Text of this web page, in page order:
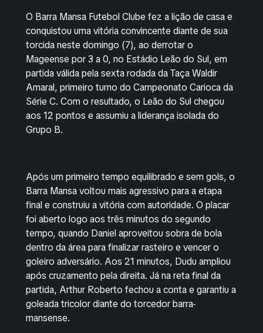
O Barra Mansa Futebol Clube fez a lição de casa e
conquistou uma vitória convincente diante de sua
torcida neste domingo (7), ao derrotar o
Mageense por 3 a 0, no Estádio Leão do Sul, em
partida válida pela sexta rodada da Taça Waldir
Amaral, primeiro turno do Campeonato Carioca da
Série C. Com o resultado, o Leão do Sul chegou
aos 12 pontos e assumiu a liderança isolada do
Grupo B.
Após um primeiro tempo equilibrado e sem gols, o
Barra Mansa voltou mais agressivo para a etapa
final e construiu a vitória com autoridade. O placar
foi aberto logo aos três minutos do segundo
tempo, quando Daniel aproveitou sobra de bola
dentro da área para finalizar rasteiro e vencer o
goleiro adversário. Aos 21 minutos, Dudu ampliou
após cruzamento pela direita. Já na reta final da
partida, Arthur Roberto fechou a conta e garantiu a
goleada tricolor diante do torcedor barra-
mansense.